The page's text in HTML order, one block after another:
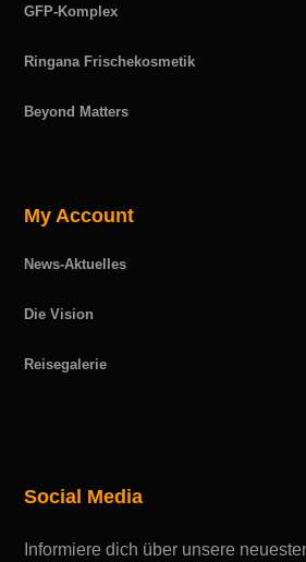
GFP-Komplex
Ringana Frischekosmetik
Beyond Matters
My Account
News-Aktuelles
Die Vision
Reisegalerie
Social Media
Informiere dich über unsere